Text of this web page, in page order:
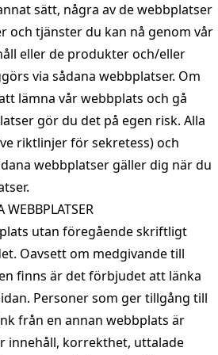
sätt, några av de webbplatser
och tjänster du kan nå genom vår
eller de produkter och/eller
via sådana webbplatser. Om
lämna vår webbplats och gå
gör du det på egen risk. Alla
riktlinjer för sekretess) och
webbplatser gäller dig när du
WEBBPLATSER
utan föregående skriftligt
Oavsett om medgivande till
finns är det förbjudet att länka
Personer som ger tillgång till
från en annan webbplats är
innehåll, korrekthet, uttalade